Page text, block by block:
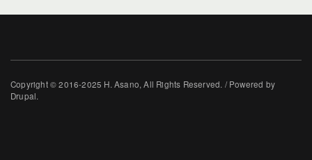
Copyright © 2016-2025 H. Asano, All Rights Reserved. / Powered by
Drupal.